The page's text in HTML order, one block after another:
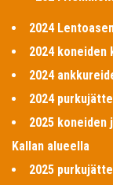
2024
2024
2024
2024
2025
Kallan alueella
2025